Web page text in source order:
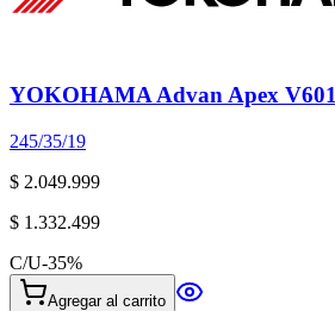
YOKOHAMA Advan Apex V601
245/35/19
$ 2.049.999
$ 1.332.499
C/U-35%
Agregar al carrito